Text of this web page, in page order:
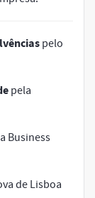
pelo
pela
Business
de Lisboa